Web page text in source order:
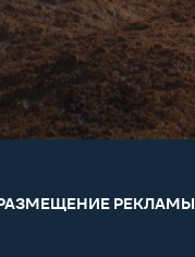
РЕКЛАМЫ